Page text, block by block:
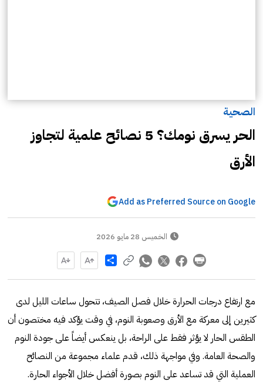
الصحية
الحر يسرق نومك؟ 5 نصائح علمية لتجاوز
الأرق
Add as Preferred Source on Google
الخميس 28 مايو 2026
Share
مع ارتفاع درجات الحرارة خلال فصل الصيف، تتحول ساعات الليل لدى
كثيرين إلى معركة مع الأرق وصعوبة النوم، في وقت يؤكد فيه مختصون أن
الطقس الحار لا يؤثر فقط على الراحة، بل ينعكس أيضاً على جودة النوم
والصحة العامة. وفي مواجهة ذلك، قدم علماء مجموعة من النصائح
العملية التي قد تساعد على النوم بصورة أفضل خلال الأجواء الحارة.